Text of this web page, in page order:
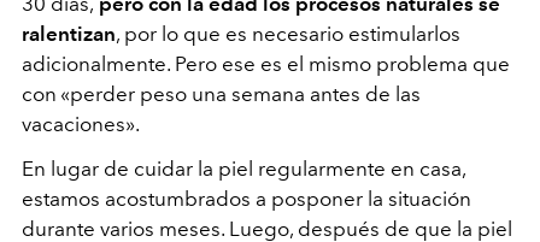
ralentizan, por lo que es necesario estimularlos
adicionalmente. Pero ese es el mismo problema que
con «perder peso una semana antes de las
vacaciones».
En lugar de cuidar la piel regularmente en casa,
estamos acostumbrados a posponer la situación
durante varios meses. Luego, después de que la piel